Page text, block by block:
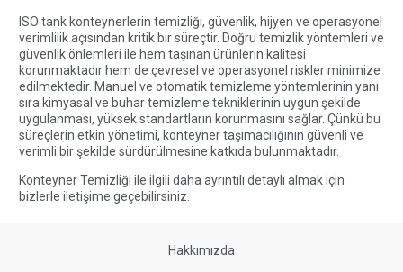
ISO tank konteynerlerin temizliği, güvenlik, hijyen ve operasyonel
verimlilik açısından kritik bir süreçtir. Doğru temizlik yöntemleri ve
güvenlik önlemleri ile hem taşınan ürünlerin kalitesi
korunmaktadır hem de çevresel ve operasyonel riskler minimize
edilmektedir. Manuel ve otomatik temizleme yöntemlerinin yanı
sıra kimyasal ve buhar temizleme tekniklerinin uygun şekilde
uygulanması, yüksek standartların korunmasını sağlar. Çünkü bu
süreçlerin etkin yönetimi, konteyner taşımacılığının güvenli ve
verimli bir şekilde sürdürülmesine katkıda bulunmaktadır.
Konteyner Temizliği ile ilgili daha ayrıntılı detaylı almak için
bizlerle iletişime geçebilirsiniz.
Hakkımızda